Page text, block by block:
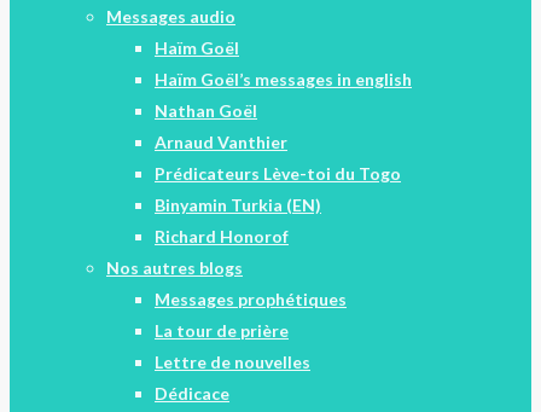
Messages audio
Haïm Goël
Haïm Goël’s messages in english
Nathan Goël
Arnaud Vanthier
Prédicateurs Lève-toi du Togo
Binyamin Turkia (EN)
Richard Honorof
Nos autres blogs
Messages prophétiques
La tour de prière
Lettre de nouvelles
Dédicace